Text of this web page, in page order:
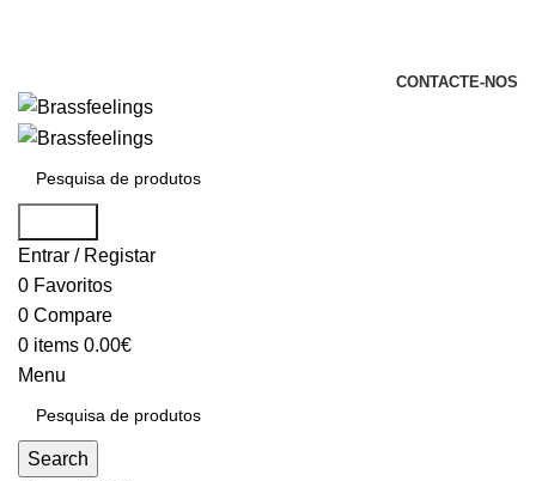
CONTACTE-NOS
Entrar / Registar
0 Favoritos
0 Compare
0 items 0.00€
Menu
Search